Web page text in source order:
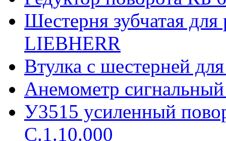
Шестерня зубчатая
LIEBHERR
Втулка с шестерней
Анемометр
У3515 усиленный
С.1.10.000